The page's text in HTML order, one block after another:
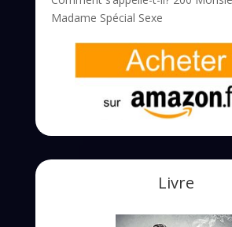
Madame Spécial Sexe
Livre